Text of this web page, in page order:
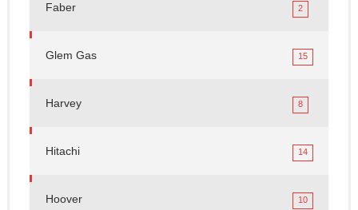
Faber 2
Glem Gas 15
Harvey 8
Hitachi 14
Hoover 10